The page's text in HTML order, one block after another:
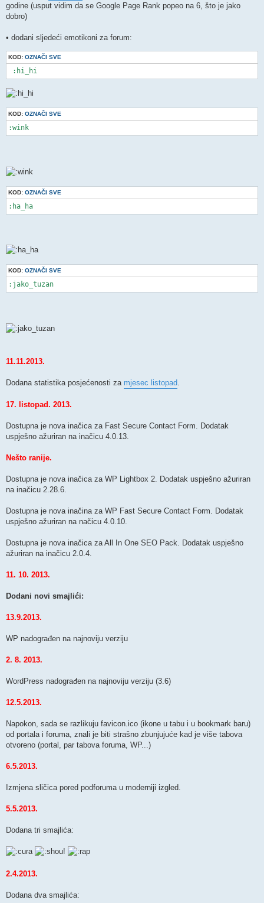
godine (usput vidim da se Google Page Rank popeo na 6, što je jako
dobro)
• dodani sljedeći emotikoni za forum:
KOD: OZNAČI SVE
:hi_hi
KOD: OZNAČI SVE
:wink
KOD: OZNAČI SVE
:ha_ha
KOD: OZNAČI SVE
:jako_tuzan
11.11.2013.
Dodana statistika posjećenosti za mjesec listopad
17. listopad. 2013.
Dostupna je nova inačica za Fast Secure Contact Form. Dodatak
uspješno ažuriran na inačicu 4.0.13.
Nešto ranije.
Dostupna je nova inačica za WP Lightbox 2. Dodatak uspješno ažuriran
na inačicu 2.28.6.
Dostupna je nova inačina za WP Fast Secure Contact Form. Dodatak
uspješno ažuriran na načicu 4.0.10.
Dostupna je nova inačica za All In One SEO Pack. Dodatak uspješno
ažuriran na inačicu 2.0.4.
11. 10. 2013.
Dodani novi smajlići:
13.9.2013.
WP nadograđen na najnoviju verziju
2. 8. 2013.
WordPress nadograđen na najnoviju verziju (3.6)
12.5.2013.
Napokon, sada se razlikuju favicon.ico (ikone u tabu i u bookmark baru)
od portala i foruma, znali je biti strašno zbunjujuće kad je više tabova
otvoreno (portal, par tabova foruma, WP...)
6.5.2013.
Izmjena sličica pored podforuma u moderniji izgled.
5.5.2013.
Dodana tri smajlića:
2.4.2013.
Dodana dva smajlića: